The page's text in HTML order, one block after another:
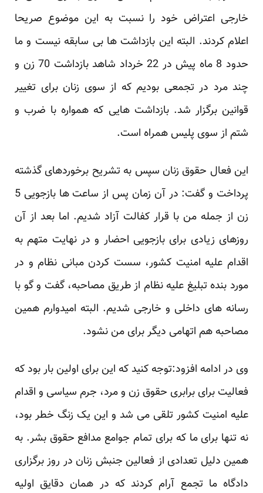
خارجی اعتراض خود را نسبت به این موضوع صریحا
اعلام کردند. البته این بازداشت ها بی سابقه نیست و ما
حدود 8 ماه پیش در 22 خرداد شاهد بازداشت 70 زن و
چند مرد در تجمعی بودیم که از سوی زنان برای تغییر
قوانین برگزار شد. بازداشت هایی که همواره با ضرب و
شتم از سوی پلیس همراه است.
این فعال حقوق زنان سپس به تشریح برخوردهای گذشته
پرداخت و گفت: در آن زمان پس از ساعت ها بازجویی 5
زن از جمله من با قرار کفالت آزاد شدیم. اما بعد از آن
روزهای زیادی برای بازجویی احضار و در نهایت متهم به
اقدام علیه امنیت کشور، سست کردن مبانی نظام و در
مورد بنده تبلیغ علیه نظام از طریق مصاحبه، گفت و گو با
رسانه های داخلی و خارجی شدیم. البته امیدوارم همین
مصاحبه هم اتهامی دیگر برای من نشود.
وی در ادامه افزود:توجه کنید که این برای اولین بار بود که
فعالیت برای برابری حقوق زن و مرد، جرم سیاسی و اقدام
علیه امنیت کشور تلقی می شد و این یک زنگ خطر بود،
نه تنها برای ما که برای تمام جوامع مدافع حقوق بشر. به
همین دلیل تعدادی از فعالین جنبش زنان در روز برگزاری
دادگاه ما تجمع آرام کردند که در همان دقایق اولیه